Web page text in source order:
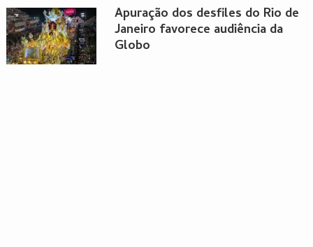
Apuração dos desfiles do Rio de
Janeiro favorece audiência da
Globo